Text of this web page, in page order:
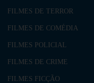
FILMES DE TERROR
FILMES DE COMÉDIA
FILMES POLICIAL
FILMES DE CRIME
FILMES FICÇÃO